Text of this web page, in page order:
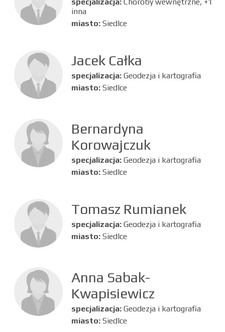
inna
miasto: Siedlce
Jacek Całka
specjalizacja: Geodezja i kartografia
miasto: Siedlce
Bernardyna
Korowajczuk
specjalizacja: Geodezja i kartografia
miasto: Siedlce
Tomasz Rumianek
specjalizacja: Geodezja i kartografia
miasto: Siedlce
Anna Sabak-
Kwapisiewicz
specjalizacja: Geodezja i kartografia
miasto: Siedlce